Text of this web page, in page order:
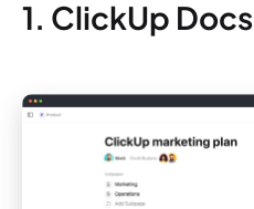
1. ClickUp Docs